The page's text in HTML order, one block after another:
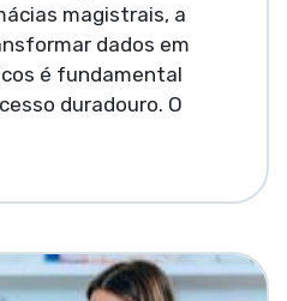
magistrais, a
dados em
é fundamental
duradouro. O